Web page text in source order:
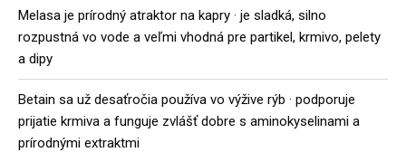
Melasa je prírodný atraktor na kapry · je sladká, silno
rozpustná vo vode a veľmi vhodná pre partikel, krmivo, pelety
a dipy
Betain sa už desaťročia používa vo výžive rýb · podporuje
prijatie krmiva a funguje zvlášť dobre s aminokyselinami a
prírodnými extraktmi